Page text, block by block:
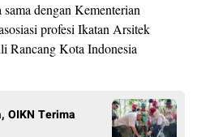
dengan Kementerian
profesi Ikatan Arsitek
Rancang Kota Indonesia
OIKN Terima